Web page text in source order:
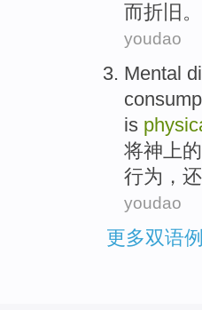
而折旧。
youdao
Mental
is
将神上的
行为，
youdao
更多双语